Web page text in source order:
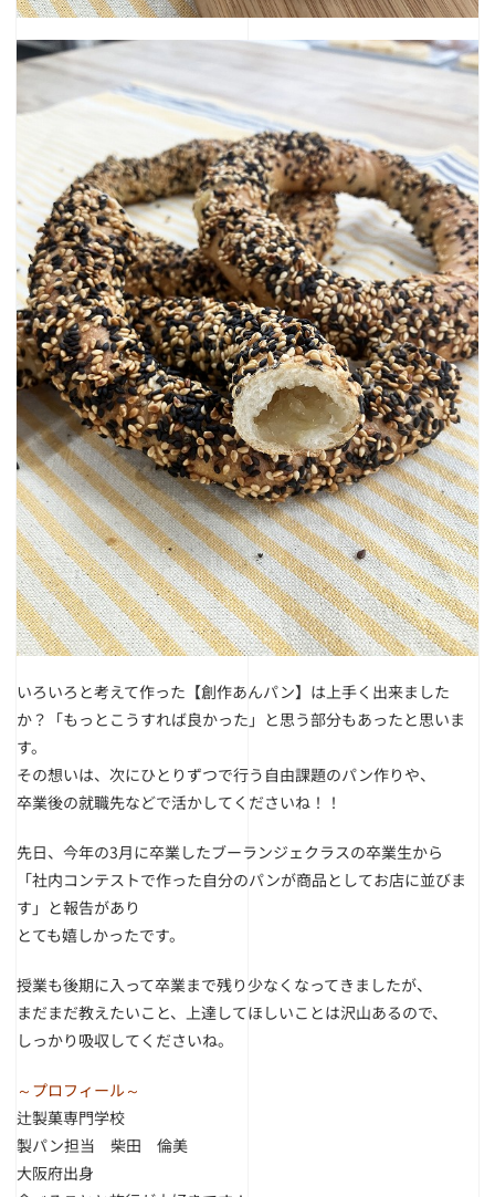
いろいろと考えて作った【創作あんパン】は上手く出来ました
か？ 「もっとこうすれば良かった」と思う部分もあったと思いま
す。
その想いは、次にひとりずつで行う自由課題のパン作りや、
卒業後の就職先などで活かしてくださいね！！
先日、今年の3月に卒業したブーランジェクラスの卒業生から
「社内コンテストで作った自分のパンが商品としてお店に並びま
す」と報告があり
とても嬉しかったです。
授業も後期に入って卒業まで残り少なくなってきましたが、
まだまだ教えたいこと、上達してほしいことは沢山あるので、
しっかり吸収してくださいね。
～プロフィール～
辻製菓専門学校
製パン担当 柴田 倫美
大阪府出身